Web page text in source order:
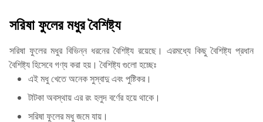
সরিষা ফুলের মধুর বৈশিষ্ট্য
সরিষা ফুলের মধুর বিভিন্ন ধরনের বৈশিষ্ট্য রয়েছে। এরমধ্যে কিছু বৈশিষ্ট্য প্রধান
বৈশিষ্ট্য হিসেবে গণ্য করা হয়। বৈশিষ্ট্য গুলো হচ্ছেঃ
এই মধু খেতে অনেক সুস্বাদু এবং পুষ্টিকর।
টাটকা অবস্থায় এর রং হলুদ বর্ণের হয়ে থাকে।
সরিষা ফুলের মধু জমে যায়।